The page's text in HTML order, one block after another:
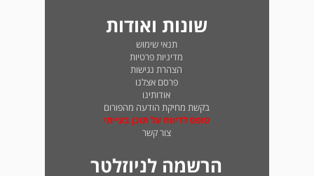
שונות ואודות
תנאי שימוש
מדיניות פרטיות
הצהרת נגישות
פרסם אצלנו
אודותינו
בקשת מחיקת הודעה מהפורום
טופס לדיווח על תוכן בעייתי
צור קשר
הרשמה לניוזלטר